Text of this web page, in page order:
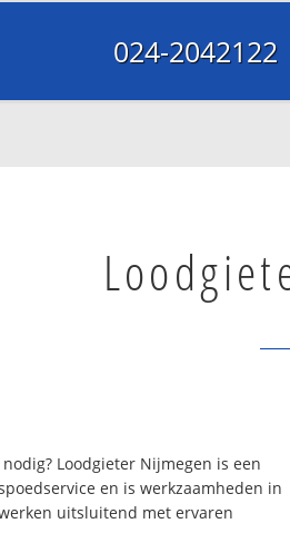
024-2042122
Loodgieter Nijmegen is een
en is werkzaamheden in
uitsluitend met ervaren